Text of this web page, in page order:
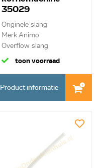
35029
Originele slang
Merk Animo
Overflow slang
toon voorraad
Product informatie